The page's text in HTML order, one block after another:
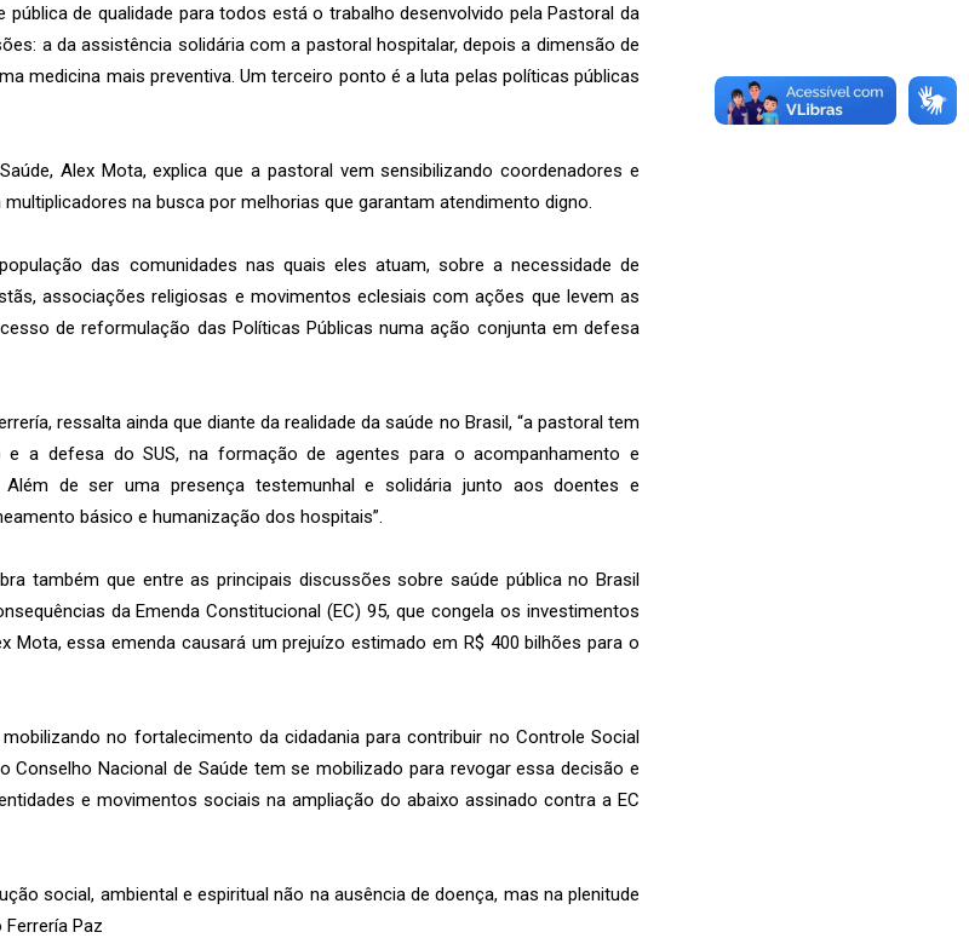
de qualidade para todos está o trabalho desenvolvido pela Pastoral da
a da assistência solidária com a pastoral hospitalar, depois a dimensão de
medicina mais preventiva. Um terceiro ponto é a luta pelas políticas públicas
Alex Mota, explica que a pastoral vem sensibilizando coordenadores e
na busca por melhorias que garantam atendimento digno.
das comunidades nas quais eles atuam, sobre a necessidade de
associações religiosas e movimentos eclesiais com ações que levem as
de reformulação das Políticas Públicas numa ação conjunta em defesa
ressalta ainda que diante da realidade da saúde no Brasil, “a pastoral tem
a defesa do SUS, na formação de agentes para o acompanhamento e
de ser uma presença testemunhal e solidária junto aos doentes e
básico e humanização dos hospitais”.
também que entre as principais discussões sobre saúde pública no Brasil
da Emenda Constitucional (EC) 95, que congela os investimentos
Mota, essa emenda causará um prejuízo estimado em R$ 400 bilhões para o
no fortalecimento da cidadania para contribuir no Controle Social
Conselho Nacional de Saúde tem se mobilizado para revogar essa decisão e
e movimentos sociais na ampliação do abaixo assinado contra a EC
social, ambiental e espiritual não na ausência de doença, mas na plenitude
Paz